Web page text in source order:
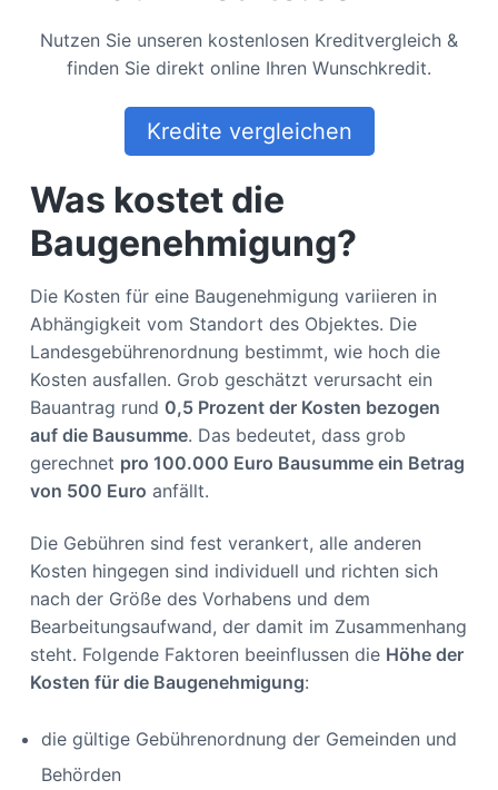
Nutzen Sie unseren kostenlosen Kreditvergleich &
finden Sie direkt online Ihren Wunschkredit.
Kredite vergleichen
Was kostet die
Baugenehmigung?
Die Kosten für eine Baugenehmigung variieren in
Abhängigkeit vom Standort des Objektes. Die
Landesgebührenordnung bestimmt, wie hoch die
Kosten ausfallen. Grob geschätzt verursacht ein
Bauantrag rund 0,5 Prozent der Kosten bezogen
auf die Bausumme. Das bedeutet, dass grob
gerechnet pro 100.000 Euro Bausumme ein Betrag
von 500 Euro anfällt.
Die Gebühren sind fest verankert, alle anderen
Kosten hingegen sind individuell und richten sich
nach der Größe des Vorhabens und dem
Bearbeitungsaufwand, der damit im Zusammenhang
steht. Folgende Faktoren beeinflussen die Höhe der
Kosten für die Baugenehmigung:
die gültige Gebührenordnung der Gemeinden und
Behörden